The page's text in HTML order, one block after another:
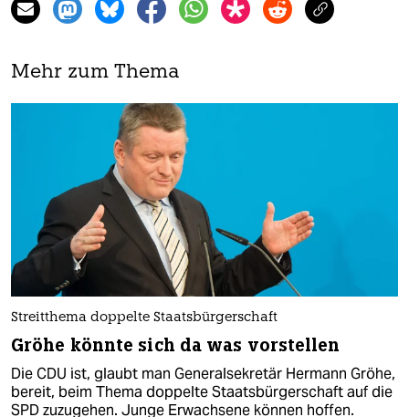
Mehr zum Thema
Streitthema doppelte Staatsbürgerschaft
Gröhe könnte sich da was vorstellen
Die CDU ist, glaubt man Generalsekretär Hermann Gröhe,
bereit, beim Thema doppelte Staatsbürgerschaft auf die
SPD zuzugehen. Junge Erwachsene können hoffen.